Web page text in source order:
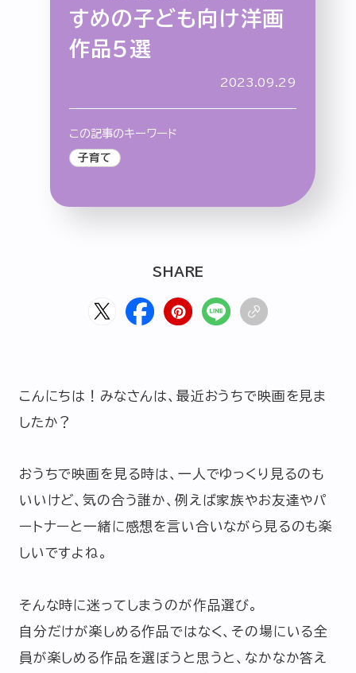
お酒との付き合い方 ウイスキー
大阪・関西万博
スマホ写真
公式Xアカウント
アサヒグループ公式チャンネル
企業情報 ニュースリリース
プライバシーポリシー 推奨環境
すめの子ども向け洋画
作品5選
2023.09.29
この記事のキーワード
子育て
SHARE
こんにちは！みなさんは、最近おうちで映画を見ま
したか？
おうちで映画を見る時は、一人でゆっくり見るのも
いいけど、気の合う誰か、例えば家族やお友達やパ
ートナーと一緒に感想を言い合いながら見るのも楽
しいですよね。
そんな時に迷ってしまうのが作品選び。
自分だけが楽しめる作品ではなく、その場にいる全
員が楽しめる作品を選ぼうと思うと、なかなか答え